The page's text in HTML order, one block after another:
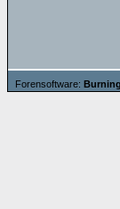
Forensoftware: